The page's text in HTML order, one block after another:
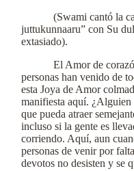
(Swami cantó la
juttukunnaaru” con Su
extasiado).
El Amor de
personas han venido de
esta Joya de Amor
manifiesta aquí. ¿Alguien
que pueda atraer
incluso si la gente es
corriendo. Aquí, aun
personas de venir por
devotos no desisten y se